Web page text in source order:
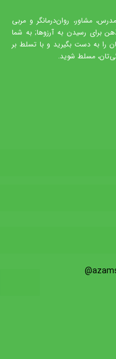
مشاور، روان‌درمانگر و مربی
برای رسیدن به آرزوها; به شما
را به دست بگیرید و با تسلط بر
مسلط شوید.